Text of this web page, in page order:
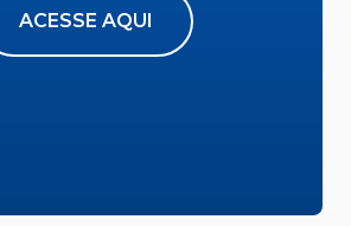
ACESSE AQUI